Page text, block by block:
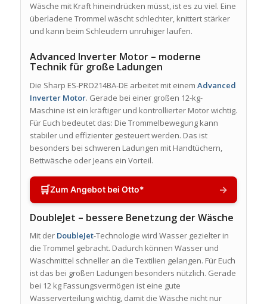
Wäsche mit Kraft hineindrücken müsst, ist es zu viel. Eine
überladene Trommel wäscht schlechter, knittert stärker
und kann beim Schleudern unruhiger laufen.
Advanced Inverter Motor – moderne
Technik für große Ladungen
Die Sharp ES-PRO214BA-DE arbeitet mit einem Advanced
Inverter Motor. Gerade bei einer großen 12-kg-
Maschine ist ein kräftiger und kontrollierter Motor wichtig.
Für Euch bedeutet das: Die Trommelbewegung kann
stabiler und effizienter gesteuert werden. Das ist
besonders bei schweren Ladungen mit Handtüchern,
Bettwäsche oder Jeans ein Vorteil.
🛒Zum Angebot bei Otto* →
DoubleJet – bessere Benetzung der Wäsche
Mit der DoubleJet-Technologie wird Wasser gezielter in
die Trommel gebracht. Dadurch können Wasser und
Waschmittel schneller an die Textilien gelangen. Für Euch
ist das bei großen Ladungen besonders nützlich. Gerade
bei 12 kg Fassungsvermögen ist eine gute
Wasserverteilung wichtig, damit die Wäsche nicht nur